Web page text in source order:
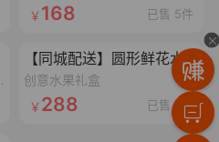
168 已售 5件
3朵向日葵、11朵白玫瑰、19朵香槟玫瑰抱抱桶
加载失败,点击重试
【同城配送】圆形鲜花水果礼盒
创意水果礼盒
288 已售 9件